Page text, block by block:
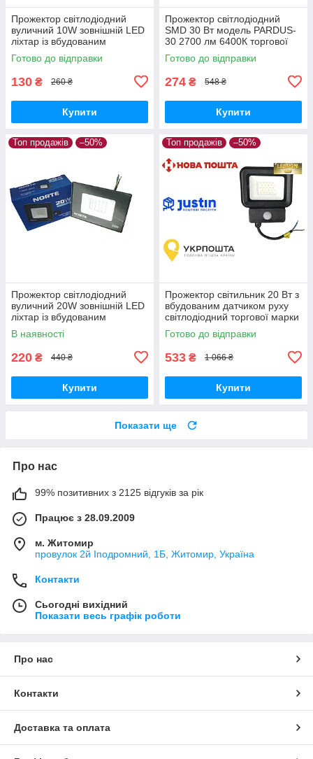
Прожектор світлодіодний
вуличний 10W зовнішній LED
ліхтар із вбудованим
драйвером і світлодіодами
IP65 850Lm 6500K
Готово до відправки
130 ₴ 260 ₴
Купити
Прожектор світлодіодний
SMD 30 Вт модель PARDUS-
30 2700 лм 6400К торгової
марки HOROZ ELECTRIC
освітлення LED
Готово до відправки
274 ₴ 548 ₴
Купити
Топ продажів –50%
Прожектор світлодіодний
вуличний 20W зовнішній LED
ліхтар із вбудованим
драйвером і світлодіодами
IP65
В наявності
220 ₴ 440 ₴
Купити
Топ продажів –50%
Прожектор світильник 20 Вт з
вбудованим датчиком руху
світлодіодний торгової марки
LEBRON LED LF-206S
Готово до відправки
533 ₴ 1 066 ₴
Купити
Показати ще
Про нас
99% позитивних з 2125 відгуків за рік
Працює з 28.09.2009
м. Житомир
провулок 2й Іподромний, 1Б, Житомир, Україна
Контакти
Сьогодні вихідний
Показати весь графік роботи
Про нас
Контакти
Доставка та оплата